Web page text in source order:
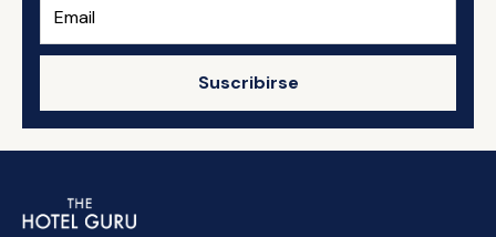
Suscribirse